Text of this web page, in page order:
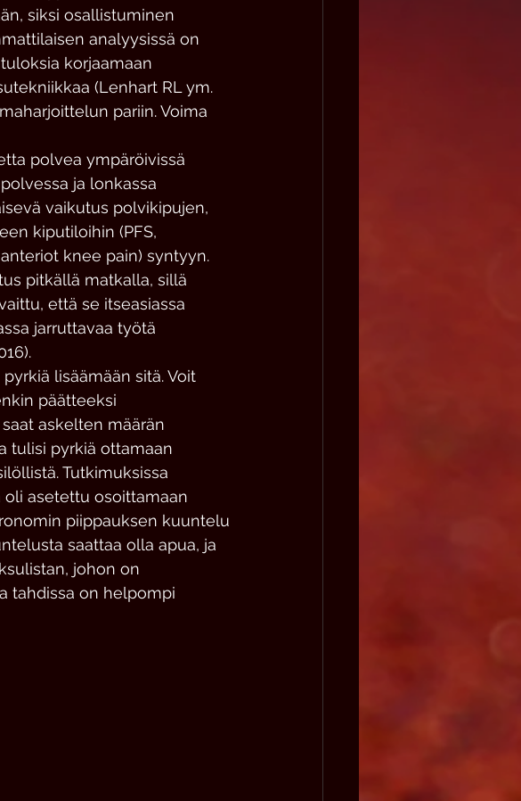
siksi osallistuminen
analyysissä on
korjaamaan
(Lenhart RL ym.
pariin. Voima
polvea ympäröivissä
ja lonkassa
vaikutus polvikipujen,
kiputiloihin (PFS,
knee pain) syntyyn.
pitkällä matkalla, sillä
että se itseasiassa
jarruttavaa työtä
lisäämään sitä. Voit
päätteeksi
askelten määrän
tulisi pyrkiä ottamaan
Tutkimuksissa
asetettu osoittamaan
piippauksen kuuntelu
saattaa olla apua, ja
johon on
tahdissa on helpompi